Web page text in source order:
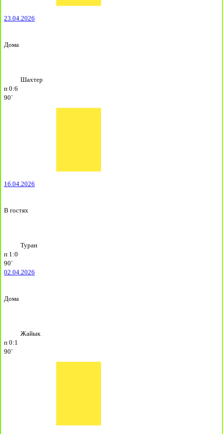
23.04.2026
Дома
Шахтер
п 0:6
90`
16.04.2026
В гостях
Туран
п 1:0
90`
02.04.2026
Дома
Жайык
п 0:1
90`